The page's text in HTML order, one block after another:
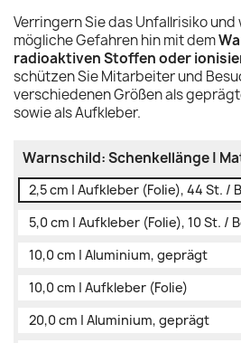
Verringern Sie das Unfallrisiko und
mögliche Gefahren hin mit dem
radioaktiven Stoffen oder
schützen Sie Mitarbeiter und
verschiedenen Größen als
sowie als Aufkleber.
Warnschild: Schenkellänge |
2,5 cm | Aufkleber (Folie), 44 St. /
5,0 cm | Aufkleber (Folie), 10 St. /
10,0 cm | Aluminium, geprägt
10,0 cm | Aufkleber (Folie)
20,0 cm | Aluminium, geprägt